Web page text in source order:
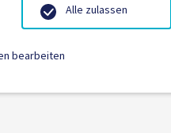
bearbeiten
Alle zulassen